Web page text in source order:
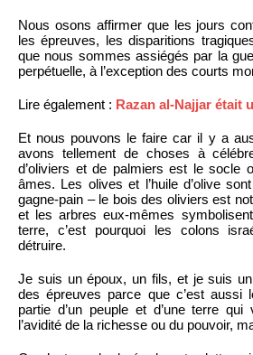
Nous osons affirmer que les jours
les épreuves, les disparitions
que nous sommes assiégés par la
perpétuelle, à l’exception des courts
Lire également : Razan al-Najjar était
Et nous pouvons le faire car il y a
avons tellement de choses à
d’oliviers et de palmiers est le socle
âmes. Les olives et l’huile d’olive
gagne-pain – le bois des oliviers est
et les arbres eux-mêmes
terre, c’est pourquoi les colons
détruire.
Je suis un époux, un fils, et je suis
des épreuves parce que c’est aussi
partie d’un peuple et d’une terre
l’avidité de la richesse ou du pouvoir,